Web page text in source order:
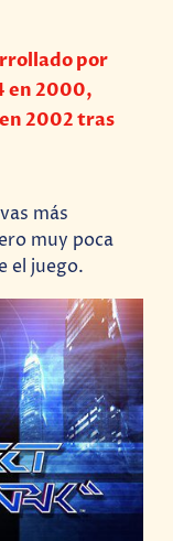
por
en 2000,
2002 tras
más
muy poca
el juego.